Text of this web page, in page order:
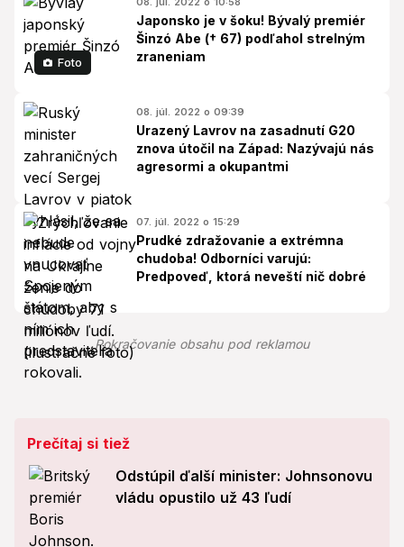
Foto
Japonsko je v šoku! Bývalý premiér
Šinzó Abe († 67) podľahol strelným
zraneniam
08. júl. 2022 o 09:39
Urazený Lavrov na zasadnutí G20
znova útočil na Západ: Nazývajú nás
agresormi a okupantmi
07. júl. 2022 o 15:29
Prudké zdražovanie a extrémna
chudoba! Odborníci varujú:
Predpoveď, ktorá neveští nič dobré
Pokračovanie obsahu pod reklamou
Prečítaj si tiež
Odstúpil ďalší minister: Johnsonovu
vládu opustilo už 43 ľudí